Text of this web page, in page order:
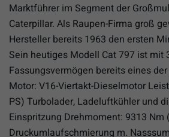
Marktführer im Segment der
Caterpillar. Als Raupen-Firma groß
Hersteller bereits 1963 den ersten
Sein heutiges Modell Cat 797 ist mit
Fassungsvermögen bereits eines
Motor: V16-Viertakt-Dieselmotor
PS) Turbolader, Ladeluftkühler und
Einspritzung Drehmoment: 9313
Druckumlaufschmierung m.